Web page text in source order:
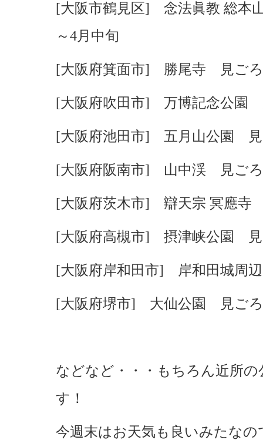
[大阪市鶴見区] 念法眞教 総
～4月中旬
[大阪府箕面市] 勝尾寺 見ごろ
[大阪府吹田市] 万博記念公園
[大阪府池田市] 五月山公園 見
[大阪府阪南市] 山中渓 見ごろ
[大阪府茨木市] 辯天宗 冥應寺
[大阪府高槻市] 摂津峡公園 見
[大阪府岸和田市] 岸和田城周
[大阪府堺市] 大仙公園 見ごろ
などなど・・・もちろん近所
す！
今週末はお天気も良いみたな